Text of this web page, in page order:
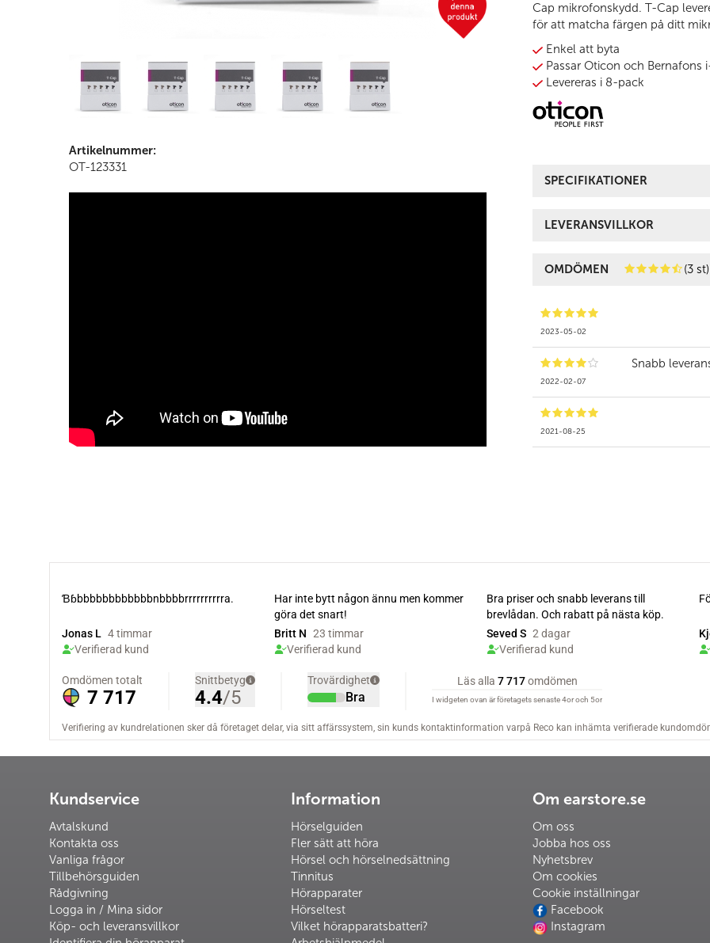
Cap mikrofonskydd. T-Cap
för att matcha färgen på ditt
Enkel att byta
Passar Oticon och Bernafons
Levereras i 8-pack
SPECIFIKATIONER
LEVERANSVILLKOR
OMDÖMEN (3 st)
2023-05-02
2022-02-07
Snabb
2021-08-25
Artikelnummer:
OT-123331
Kundservice
Avtalskund
Kontakta oss
Vanliga frågor
Tillbehörsguiden
Rådgivning
Logga in / Mina sidor
Köp- och leveransvillkor
Information
Hörselguiden
Fler sätt att höra
Hörsel och hörselnedsättning
Tinnitus
Hörapparater
Hörseltest
Vilket hörapparatsbatteri?
Om earstore.se
Om oss
Jobba hos oss
Nyhetsbrev
Om cookies
Cookie inställningar
Facebook
Instagram